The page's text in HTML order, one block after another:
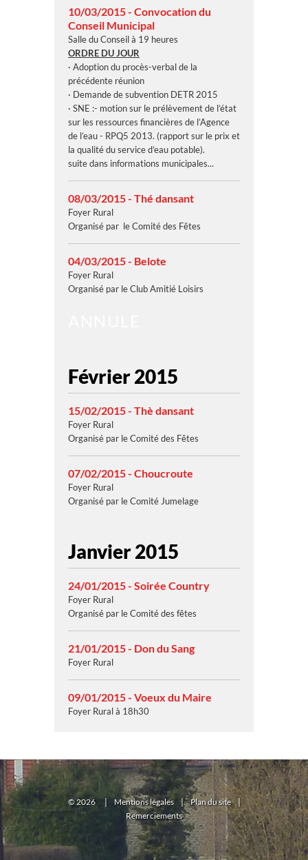
10/03/2015 - Convocation du
Conseil Municipal
Salle du Conseil à 19 heures
ORDRE DU JOUR
· Adoption du procès-verbal de la
précédente réunion
· Demande de subvention DETR 2015
· SNE :- motion sur le prélèvement de l’état
sur les ressources financières de l’Agence
de l’eau - RPQ5 2013. (rapport sur le prix et
la qualité du service d’eau potable).
suite dans informations municipales...
08/03/2015 - Thé dansant
Foyer Rural
Organisé par le Comité des Fêtes
04/03/2015 - Belote
Foyer Rural
Organisé par le Club Amitié Loisirs
Février 2015
15/02/2015 - Thè dansant
Foyer Rural
Organisé par le Comité des Fêtes
07/02/2015 - Choucroute
Foyer Rural
Organisé par le Comité Jumelage
Janvier 2015
24/01/2015 - Soirée Country
Foyer Rural
Organisé par le Comité des fêtes
21/01/2015 - Don du Sang
Foyer Rural
09/01/2015 - Voeux du Maire
Foyer Rural à 18h30
©2026 Mentions légales | Plan du site |
Remerciements